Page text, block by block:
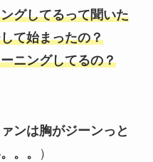
グしてるって聞いた
て始まったの？
ニングしてるの？
ンは胸がジーンっと
。。
）